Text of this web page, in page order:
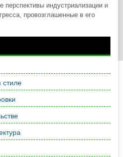
перспективы индустриализации и
провозглашенные в его
стиле